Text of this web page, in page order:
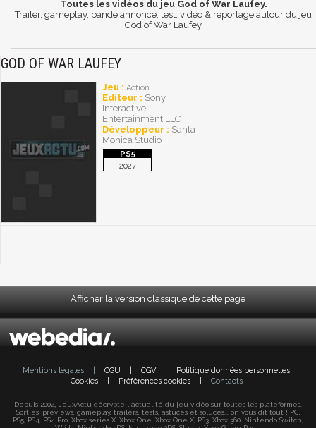
Toutes les vidéos du jeu God of War Laufey.
Trailer, gameplay, bande annonce, test, vidéo & reportage autour du jeu
God of War Laufey
GOD OF WAR LAUFEY
Jeu : Action
Editeur : Sony
Interactive
Entertainment LLC
Développeur : Santa
Monica Studio
2027
Afficher la version classique de cette page
Mentions légales CGU CGV Politique données personnelles
Cookies
Préférences cookies Contacts
Depuis 2004, JeuxActu décrypte l'actualité du jeu vidéo sur toutes les plateformes.
Sorties, previews, gameplay, trailers, tests, astuces et soluces... on vous dit tout ! PC,
PS5, PS4, PS4 Pro, Xbox series X, Xbox One, Xbox One X, PS3, Xbox 360, Nintendo Switch,